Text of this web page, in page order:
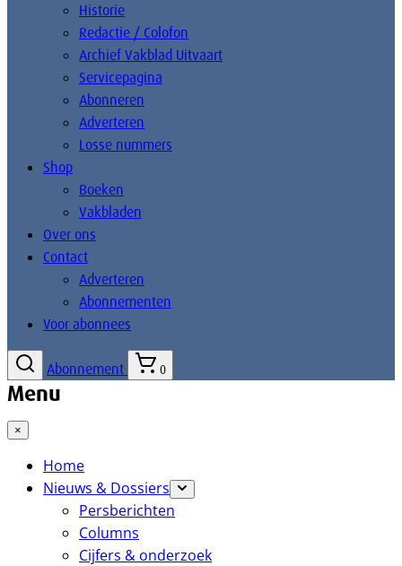
Historie
Redactie / Colofon
Archief Vakblad Uitvaart
Servicepagina
Abonneren
Adverteren
Losse nummers
Shop
Boeken
Vakbladen
Over ons
Contact
Adverteren
Abonnementen
Voor abonnees
Abonnement 0
Menu
×
Home
Nieuws & Dossiers
Persberichten
Columns
Cijfers & onderzoek